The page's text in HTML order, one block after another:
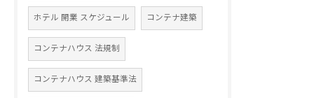
ホテル 開業 スケジュール コンテナ建築
コンテナハウス 法規制
コンテナハウス 建築基準法